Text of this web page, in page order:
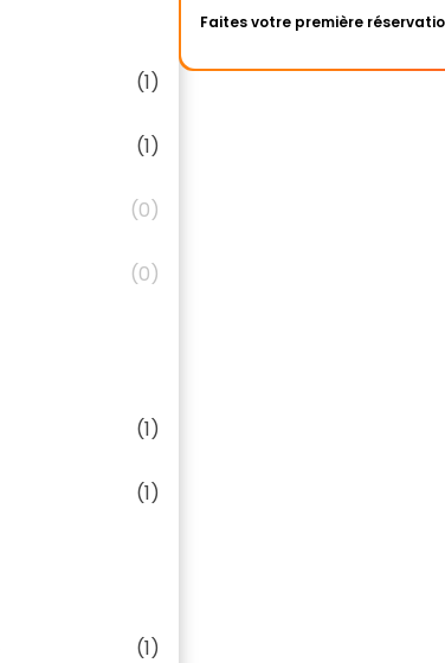
(1)
(1)
(0)
(0)
(1)
(1)
(1)
Faites votre première